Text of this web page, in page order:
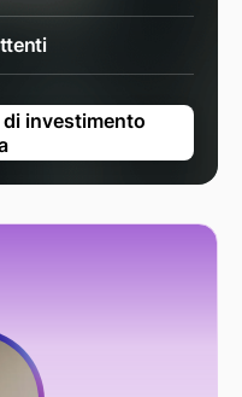
investimento